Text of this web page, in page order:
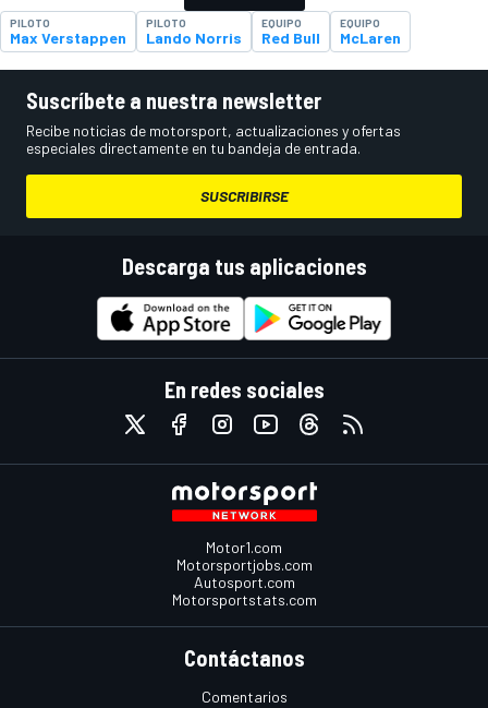
PILOTO
Max Verstappen
PILOTO
Lando Norris
EQUIPO
Red Bull
EQUIPO
McLaren
Suscríbete a nuestra newsletter
Recibe noticias de motorsport, actualizaciones y ofertas
especiales directamente en tu bandeja de entrada.
SUSCRIBIRSE
Descarga tus aplicaciones
En redes sociales
Motor1.com
Motorsportjobs.com
Autosport.com
Motorsportstats.com
Contáctanos
Comentarios